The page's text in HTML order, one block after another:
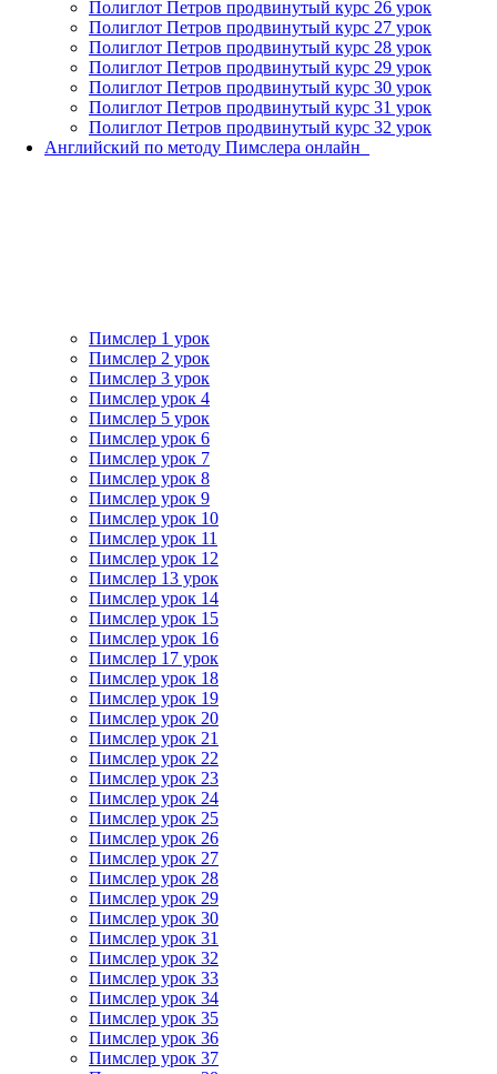
Полиглот Петров продвинутый курс 26 урок
Полиглот Петров продвинутый курс 27 урок
Полиглот Петров продвинутый курс 28 урок
Полиглот Петров продвинутый курс 29 урок
Полиглот Петров продвинутый курс 30 урок
Полиглот Петров продвинутый курс 31 урок
Полиглот Петров продвинутый курс 32 урок
Английский по методу Пимслера онлайн_
Пимслер 1 урок
Пимслер 2 урок
Пимслер 3 урок
Пимслер урок 4
Пимслер 5 урок
Пимслер урок 6
Пимслер урок 7
Пимслер урок 8
Пимслер урок 9
Пимслер урок 10
Пимслер урок 11
Пимслер урок 12
Пимслер 13 урок
Пимслер урок 14
Пимслер урок 15
Пимслер урок 16
Пимслер 17 урок
Пимслер урок 18
Пимслер урок 19
Пимслер урок 20
Пимслер урок 21
Пимслер урок 22
Пимслер урок 23
Пимслер урок 24
Пимслер урок 25
Пимслер урок 26
Пимслер урок 27
Пимслер урок 28
Пимслер урок 29
Пимслер урок 30
Пимслер урок 31
Пимслер урок 32
Пимслер урок 33
Пимслер урок 34
Пимслер урок 35
Пимслер урок 36
Пимслер урок 37